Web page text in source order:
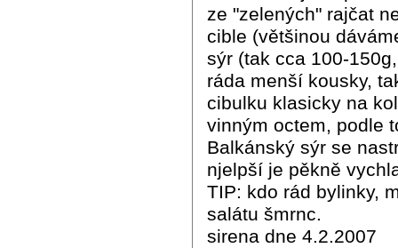
ze "zelených" rajčat
cible (většinou
sýr (tak cca 100-
ráda menší kousky,
cibulku klasicky na
vinným octem, podle
Balkánský sýr se
njelpší je pěkně
TIP: kdo rád bylinky,
salátu šmrnc.
sirena dne 4.2.2007